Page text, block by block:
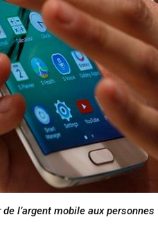
l’argent mobile aux